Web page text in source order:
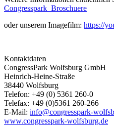
Congresspark_Broschuere
oder unserem Imagefilm: https://
Kontaktdaten
CongressPark Wolfsburg GmbH
Heinrich-Heine-Straße
38440 Wolfsburg
Telefon: +49 (0) 5361 260-0
Telefax: +49 (0)5361 260-266
E-Mail: info@congresspark-
www.congresspark-wolfsburg.de